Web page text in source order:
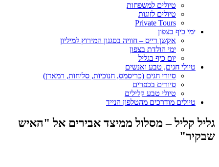
טיולים למשפחות
טיולים לזוגות
Private Tours
ימי כיף בצפון
אקשן רייס – חוויה בסגנון המירוץ למיליון
ימי הולדת בצפון
יום כיף בגליל
טיולי חגים, טבע ואנשים
סיורי חגים (כריסמס, חנוכיות, סליחות, רמאדן)
סיורים בכפרים
טיולי טבע קלילים
טיולים מודרכים מהטלפון הנייד
גליל קליל – מסלול ממיצד אבירים אל "האיש
שבקיר"